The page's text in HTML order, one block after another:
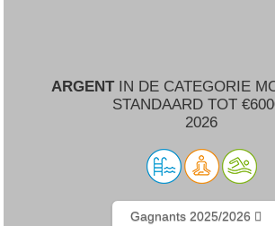
ARGENTIN DE CATEGORIE
STANDAARD TOT
2026
Gagnants 2025/2026